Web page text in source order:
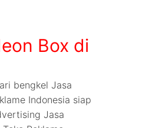
Box di
bengkel Jasa
Indonesia siap
Jasa